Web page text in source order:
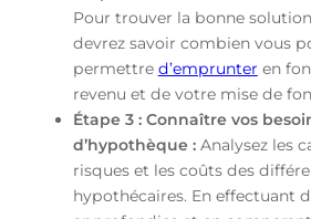
Pour trouver la bonne
devrez savoir combien vous
permettre d’emprunter en
revenu et de votre mise de
Étape 3 : Connaître vos
d’hypothèque :Analysez les
risques et les coûts des
hypothécaires. En effectuant